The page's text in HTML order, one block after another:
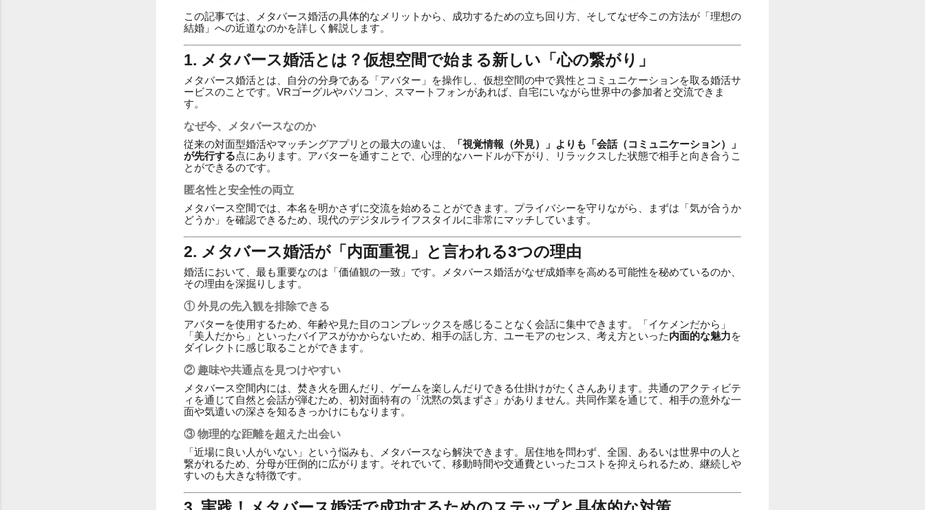
この記事では、メタバース婚活の具体的なメリットから、成功するための立ち回り方、そしてなぜ今この方法が「理想の
結婚」への近道なのかを詳しく解説します。
1. メタバース婚活とは？仮想空間で始まる新しい「心の繋がり」
メタバース婚活とは、自分の分身である「アバター」を操作し、仮想空間の中で異性とコミュニケーションを取る婚活サ
ービスのことです。VRゴーグルやパソコン、スマートフォンがあれば、自宅にいながら世界中の参加者と交流できま
す。
なぜ今、メタバースなのか
従来の対面型婚活やマッチングアプリとの最大の違いは、
「視覚情報（外見）」よりも「会話（コミュニケーション）」
が先行する点にあります。アバターを通すことで、心理的なハードルが下がり、リラックスした状態で相手と向き合うこ
とができるのです。
匿名性と安全性の両立
メタバース空間では、本名を明かさずに交流を始めることができます。プライバシーを守りながら、まずは「気が合うか
どうか」を確認できるため、現代のデジタルライフスタイルに非常にマッチしています。
2. メタバース婚活が「内面重視」と言われる3つの理由
婚活において、最も重要なのは「価値観の一致」です。メタバース婚活がなぜ成婚率を高める可能性を秘めているのか、
その理由を深掘りします。
① 外見の先入観を排除できる
アバターを使用するため、年齢や見た目のコンプレックスを感じることなく会話に集中できます。「イケメンだから」
「美人だから」といったバイアスがかからないため、相手の話し方、ユーモアのセンス、考え方といった内面的な魅力を
ダイレクトに感じ取ることができます。
② 趣味や共通点を見つけやすい
メタバース空間内には、焚き火を囲んだり、ゲームを楽しんだりできる仕掛けがたくさんあります。共通のアクティビテ
ィを通じて自然と会話が弾むため、初対面特有の「沈黙の気まずさ」がありません。共同作業を通じて、相手の意外な一
面や気遣いの深さを知るきっかけにもなります。
③ 物理的な距離を超えた出会い
「近場に良い人がいない」という悩みも、メタバースなら解決できます。居住地を問わず、全国、あるいは世界中の人と
繋がれるため、分母が圧倒的に広がります。それでいて、移動時間や交通費といったコストを抑えられるため、継続しや
すいのも大きな特徴です。